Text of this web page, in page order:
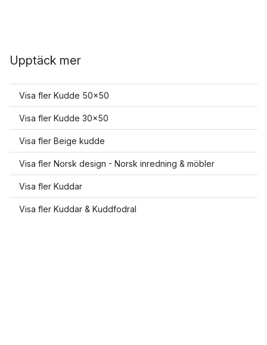
Upptäck mer
Visa fler Kudde 50x50
Visa fler Kudde 30x50
Visa fler Beige kudde
Visa fler Norsk design - Norsk inredning & möbler
Visa fler Kuddar
Visa fler Kuddar & Kuddfodral